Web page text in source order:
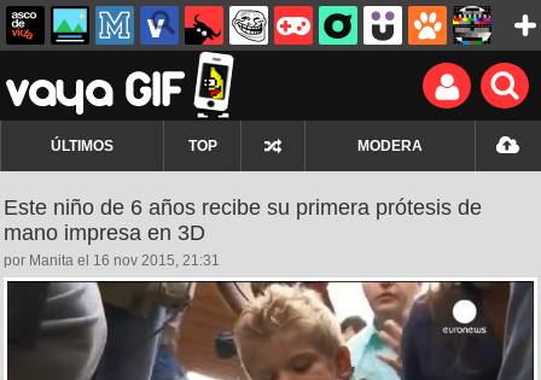
ÚLTIMOS TOP MODERA
Este niño de 6 años recibe su primera prótesis de
mano impresa en 3D
por Manita el 16 nov 2015, 21:31